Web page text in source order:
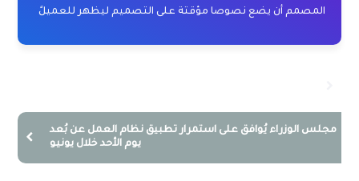
المصمم أن يضع نصوصا مؤقتة على التصميم ليظهر للعميلً
مجلس الوزراء يُوافق على استمرار تطبيق نظام العمل عن بُعد
يوم الأحد خلال يونيو